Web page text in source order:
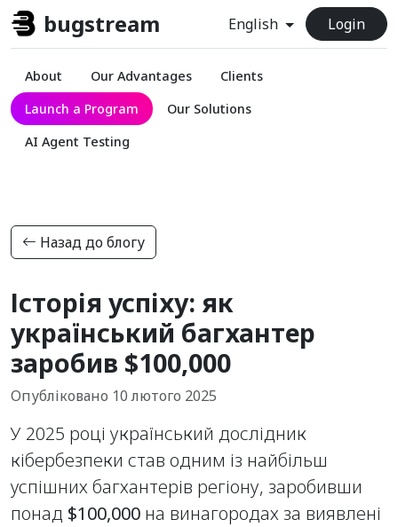
bugstream English Login
About Our Advantages
Clients
Launch a Program
Our Solutions
AI Agent Testing
Назад до блогу
Аналітика
Історія успіху: як
український багхантер
заробив $100,000
Опубліковано 10 лютого 2025
У 2025 році український дослідник
кібербезпеки став одним із найбільш
успішних багхантерів регіону, заробивши
понад $100,000 на винагородах за виявлені